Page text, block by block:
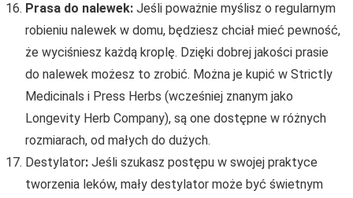
Prasa do nalewek: Jeśli poważnie myślisz o regularnym
robieniu nalewek w domu, będziesz chciał mieć pewność,
że wyciśniesz każdą kroplę. Dzięki dobrej jakości prasie
do nalewek możesz to zrobić. Można je kupić w Strictly
Medicinals i Press Herbs (wcześniej znanym jako
Longevity Herb Company), są one dostępne w różnych
rozmiarach, od małych do dużych.
Destylator: Jeśli szukasz postępu w swojej praktyce
tworzenia leków, mały destylator może być świetnym